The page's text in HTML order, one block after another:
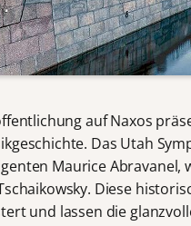
auf Naxos
Das Utah
Maurice
Diese
und lassen die